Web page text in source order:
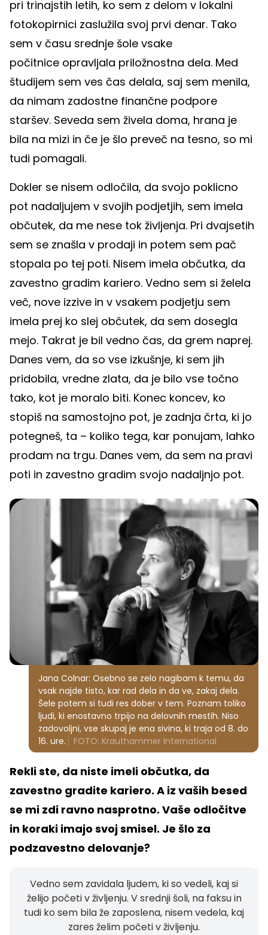
pri trinajstih letih, ko sem z delom v lokalni
fotokopirnici zaslužila svoj prvi denar. Tako
sem v času srednje šole vsake
počitnice opravljala priložnostna dela. Med
študijem sem ves čas delala, saj sem menila,
da nimam zadostne finančne podpore
staršev. Seveda sem živela doma, hrana je
bila na mizi in če je šlo preveč na tesno, so mi
tudi pomagali.
Dokler se nisem odločila, da svojo poklicno
pot nadaljujem v svojih podjetjih, sem imela
občutek, da me nese tok življenja. Pri dvajsetih
sem se znašla v prodaji in potem sem pač
stopala po tej poti. Nisem imela občutka, da
zavestno gradim kariero. Vedno sem si želela
več, nove izzive in v vsakem podjetju sem
imela prej ko slej občutek, da sem dosegla
mejo. Takrat je bil vedno čas, da grem naprej.
Danes vem, da so vse izkušnje, ki sem jih
pridobila, vredne zlata, da je bilo vse točno
tako, kot je moralo biti. Konec koncev, ko
stopiš na samostojno pot, je zadnja črta, ki jo
potegneš, ta – koliko tega, kar ponujam, lahko
prodam na trgu. Danes vem, da sem na pravi
poti in zavestno gradim svojo nadaljnjo pot.
Jana Colnar: Osebno se zelo nagibam k temu, da
vsak najde tisto, kar rad dela in da ve, zakaj dela.
Šele potem si tudi res dober v tem. Poznam toliko
ljudi, ki enostavno trpijo na delovnih mestih. Niso
zadovoljni, vse skupaj je ena sivina, ki traja od 8. do
16. ure.
FOTO: Krauthammer International
Rekli ste, da niste imeli občutka, da
zavestno gradite kariero. A iz vaših besed
se mi zdi ravno nasprotno. Vaše odločitve
in koraki imajo svoj smisel. Je šlo za
podzavestno delovanje?
Vedno sem zavidala ljudem, ki so vedeli, kaj si
želijo početi v življenju. V srednji šoli, na faksu in
tudi ko sem bila že zaposlena, nisem vedela, kaj
zares želim početi v življenju.